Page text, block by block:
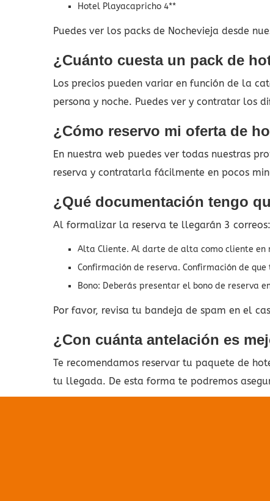
Hotel Playacapricho 4**
Puedes ver los packs de Nochevieja desde
¿Cuánto cuesta un pack de
Los precios pueden variar en función de la
persona y noche. Puedes ver y contratar los
¿Cómo reservo mi oferta de
En nuestra web puedes ver todas nuestras
reserva y contratarla fácilmente en pocos
¿Qué documentación tengo
Al formalizar la reserva te llegarán 3 correos:
Alta Cliente. Al darte de alta como cliente en
Confirmación de reserva. Confirmación de
Bono: Deberás presentar el bono de reserva
Por favor, revisa tu bandeja de spam en el
¿Con cuánta antelación es
Te recomendamos reservar tu paquete de
tu llegada. De esta forma te podremos